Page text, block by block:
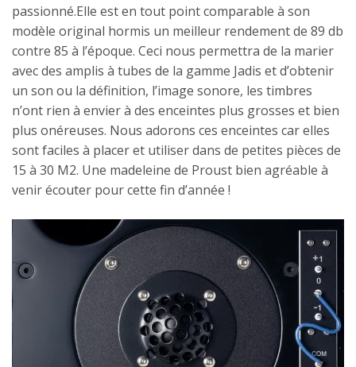
passionné.Elle est en tout point comparable à son
modèle original hormis un meilleur rendement de 89 db
contre 85 à l’époque. Ceci nous permettra de la marier
avec des amplis à tubes de la gamme Jadis et d’obtenir
un son ou la définition, l’image sonore, les timbres
n’ont rien à envier à des enceintes plus grosses et bien
plus onéreuses. Nous adorons ces enceintes car elles
sont faciles à placer et utiliser dans de petites pièces de
15 à 30 M2. Une madeleine de Proust bien agréable à
venir écouter pour cette fin d’année !